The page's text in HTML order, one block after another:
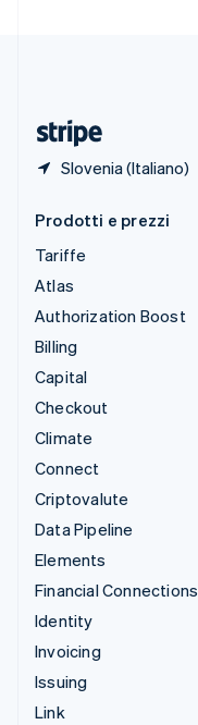
Slovenia (Italiano)
Prodotti e prezzi
Tariffe
Atlas
Authorization Boost
Billing
Capital
Checkout
Climate
Connect
Criptovalute
Data Pipeline
Elements
Financial Connections
Identity
Invoicing
Issuing
Link